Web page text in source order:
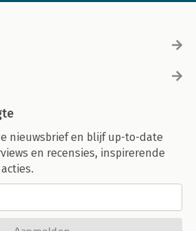
nieuwsbrief en blijf up-to-date
en recensies, inspirerende